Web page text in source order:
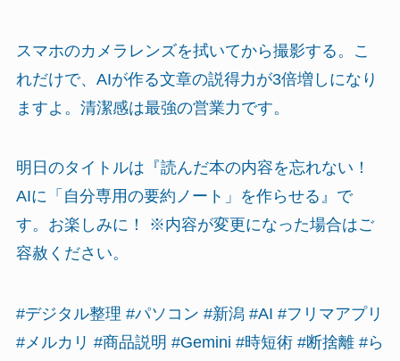
スマホのカメラレンズを拭いてから撮影する。こ
れだけで、AIが作る文章の説得力が3倍増しになり
ますよ。清潔感は最強の営業力です。
明日のタイトルは『読んだ本の内容を忘れない！
AIに「自分専用の要約ノート」を作らせる』で
す。お楽しみに！ ※内容が変更になった場合はご
容赦ください。
#デジタル整理 #パソコン #新潟 #AI #フリマアプリ
#メルカリ #商品説明 #Gemini #時短術 #断捨離 #ら